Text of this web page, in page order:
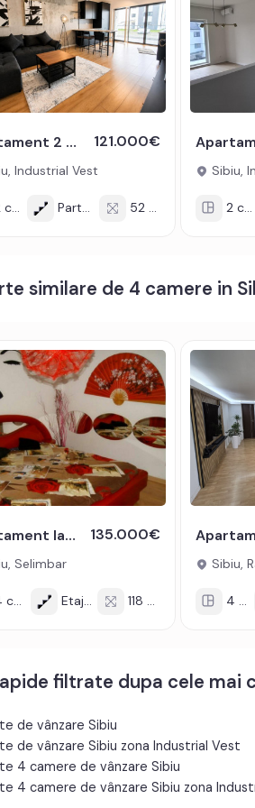
electric, apa, canalizare, gaz, acces
bloc izolat termic;
apometre, contor gaz, contor curent
bloc: interfon, acoperis.
ca si modalitate de plata surse proprii
de 120.900€ + TVA . Specificați
Apartament 2 camere parter 54 mp utili balcon loc de parcare Cristian 121.000€
Industrial Vest
Parter/2 52 mp
Sibiu,
2 cam
similare de 4 camere in
Apartament la casa de vanzare 4 camere 2 bai 118 mp Slimbar Sibiu 135.000€
Selimbar
Etaj 1/1 118 mp
Sibiu,
4 cam
filtrate dupa cele mai
de vânzare Sibiu
de vânzare Sibiu zona Industrial Vest
4 camere de vânzare Sibiu
4 camere de vânzare Sibiu zona